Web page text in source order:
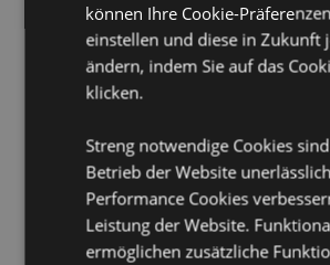
Geeignet für Bleichmittel:Nein
Geeignet für den Trockner:Nein
Geeignet zum Bügeln:
Produkttressourcen:
Möchten Sie mehr über den
erfahren?Dann lesen Sie unseren
Kundeninformationen.
können Ihre Cookie-
einstellen und diese in Zukunft
ändern, indem Sie auf das
klicken.
Streng notwendige Cookies
Betrieb der Website
Performance Cookies
Leistung der Website.
ermöglichen zusätzliche